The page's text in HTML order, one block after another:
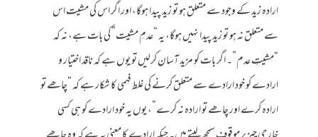
ارادہ زید کے وجود سے متعلق ہو تو زید پیدا ہوگا، اور اگر اس کی مشیت اس
سے متعلق نہ ہو تو زید پیدا نہیں ہوگا، یہ “عدمِ مشیت” کی بات ہے، نہ کہ
“مشیتِ عدم”۔ اگر بات کو مزید آسان کرلیں تو یوں ہے کہ ناقد اختیار و
ارادے کو خود ارادے سے متعلق کرنے کی غلط فہمی کا شکار ہے کہ “چاھے تو
ارادہ کرے اور چاھے تو ارادہ نہ کرے”، یوں یہ خود ارادے کو ہی کسی